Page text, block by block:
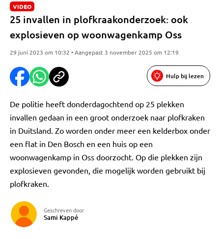
VIDEO
25 invallen in plofkraakonderzoek: ook
explosieven op woonwagenkamp Oss
29 juni 2023 om 10:32 • Aangepast 3 november 2025 om 12:19
Hulp bij lezen
De politie heeft donderdagochtend op 25 plekken
invallen gedaan in een groot onderzoek naar plofkraken
in Duitsland. Zo worden onder meer een kelderbox onder
een flat in Den Bosch en een huis op een
woonwagenkamp in Oss doorzocht. Op die plekken zijn
explosieven gevonden, die mogelijk worden gebruikt bij
plofkraken.
Geschreven door
Sami Kappé